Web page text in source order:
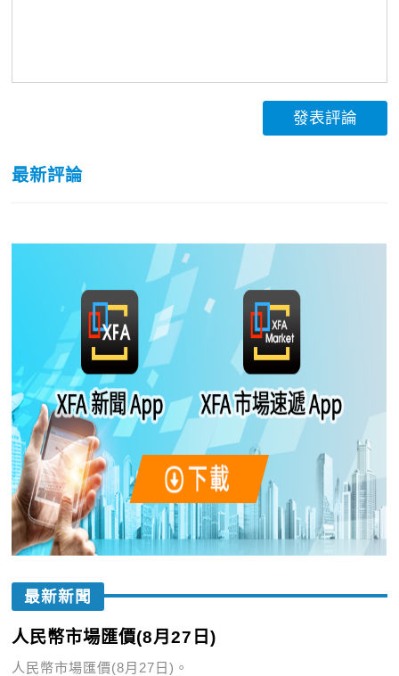
發表評論
最新評論
最新新聞
人民幣市場匯價(8月27日)
人民幣市場匯價(8月27日)。